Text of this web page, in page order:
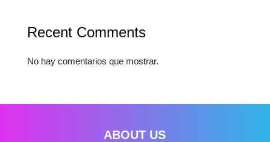
Recent Comments
No hay comentarios que mostrar.
ABOUT US